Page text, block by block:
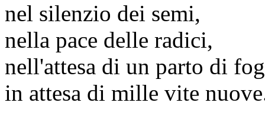
nel silenzio dei semi,
nella pace delle radici,
nell'attesa di un parto di
in attesa di mille vite